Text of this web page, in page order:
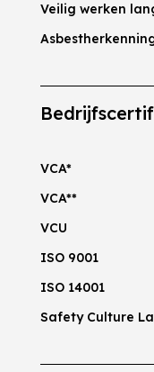
Veilig werken
VCA*
VCA**
VCU
ISO 9001
ISO 14001
Safety Culture